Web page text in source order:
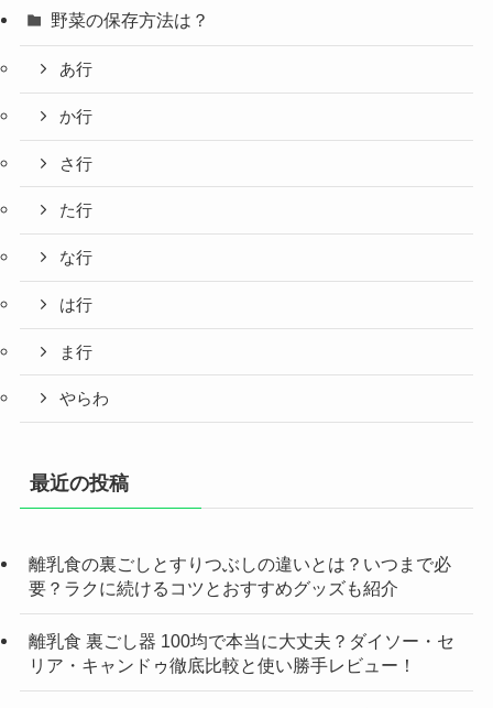
野菜の保存方法は？
あ行
か行
さ行
た行
な行
は行
ま行
やらわ
最近の投稿
離乳食の裏ごしとすりつぶしの違いとは？いつまで必
要？ラクに続けるコツとおすすめグッズも紹介
離乳食 裏ごし器 100均で本当に大丈夫？ダイソー・セ
リア・キャンドゥ徹底比較と使い勝手レビュー！